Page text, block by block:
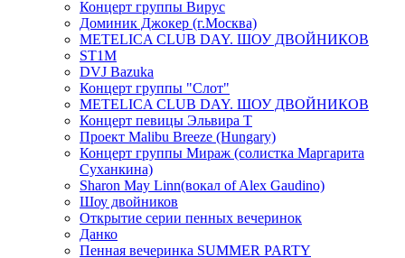
Концерт группы Вирус
Доминик Джокер (г.Москва)
METELICA CLUB DAY. ШОУ ДВОЙНИКОВ
ST1M
DVJ Bazuka
Концерт группы "Слот"
METELICA CLUB DAY. ШОУ ДВОЙНИКОВ
Концерт певицы Эльвира Т
Проект Malibu Breeze (Hungary)
Концерт группы Мираж (солистка Маргарита
Суханкина)
Sharon May Linn(вокал of Alex Gaudino)
Шоу двойников
Открытие серии пенных вечеринок
Данко
Пенная вечеринка SUMMER PARTY